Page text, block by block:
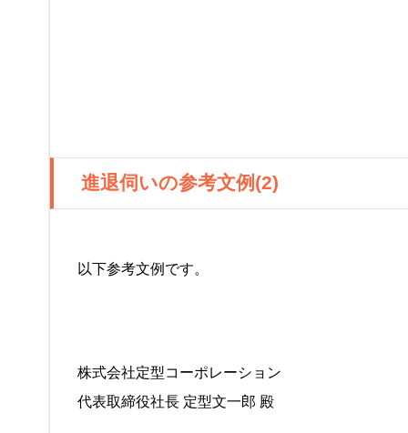
進退伺いの参考文例(2)
以下参考文例です。
株式会社定型コーポレーション
代表取締役社長 定型文一郎 殿